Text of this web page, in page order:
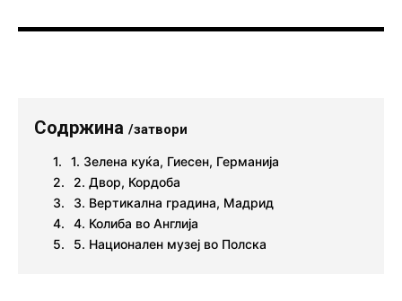
Содржина /затвори
1. Зелена куќа, Гиесен, Германија
2. Двор, Кордоба
3. Вертикална градина, Мадрид
4. Колиба во Англија
5. Национален музеј во Полска